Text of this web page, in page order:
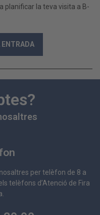
planificar la teva visita a B-
per telèfon de 8 a
telèfons d’Atenció de Fira